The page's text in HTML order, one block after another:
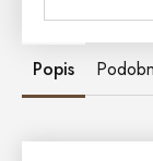
Popis